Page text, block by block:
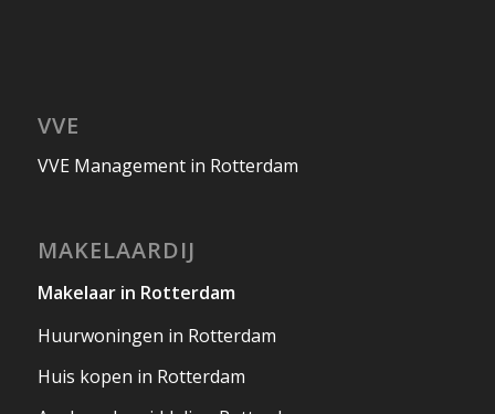
VVE
VVE Management in Rotterdam
MAKELAARDIJ
Makelaar in Rotterdam
Huurwoningen in Rotterdam
Huis kopen in Rotterdam